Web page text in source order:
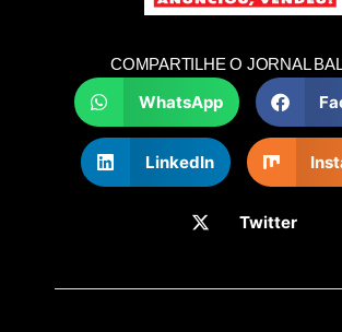
COMPARTILHE O JORNAL
WhatsApp
LinkedIn
Twitter